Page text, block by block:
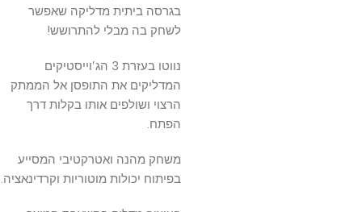
בגרסה ביתית מדליקה שאפשר
לשחק בה מבלי להתרושש!
נווטו בעזרת 3 הג’וייסטיקים
המדליקים את התופסן אל הממתק
הרצוי ושולפים אותו בקלות דרך
הפתח.
משחק מהנה ואטרקטיבי המסייע
בפיתוח יכולות מוטוריות וקרדינאציה.